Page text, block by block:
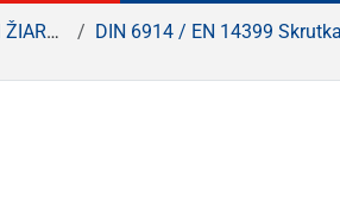
zinok DIN 6914 / EN 14399 Skrutka